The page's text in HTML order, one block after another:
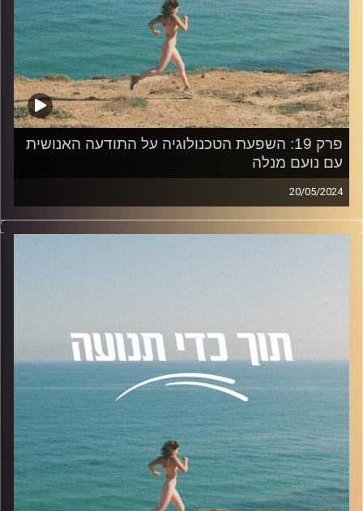
קרדיט תמונות:AudioVersity
פרק 19: השפעת הטכנולוגיה על התודעה האנושית
עם נועם מנלה
20/05/2024
פרק 19 עוסק בהשפעת הטכנולוגיה על התודעה האנושית, בו
אירחתי את נועם מנלה, חוקר תודעה דיגיטלית. מרצה
התמודדות עם שינויים בעקבות הטכנולוגיה, השפעות
הטכנולוגיה על עיצוב האמונות וההתנהגויות, אותנטיות, יצירתיות
ופסיכולוגיה בעידן הטכנולוגי.
להצטרפות לקבוצת הוואטספ שלנו "קהילת הפודקאסט- תוך
כדי תנועה", בה עולים תכנים רלוונטיים מהפרק, שאלות שלכם
ואתגרים למיניהם.
לחצו עלהלינק